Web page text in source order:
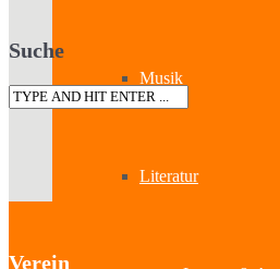
Musik
Literatur
Suche
Verein